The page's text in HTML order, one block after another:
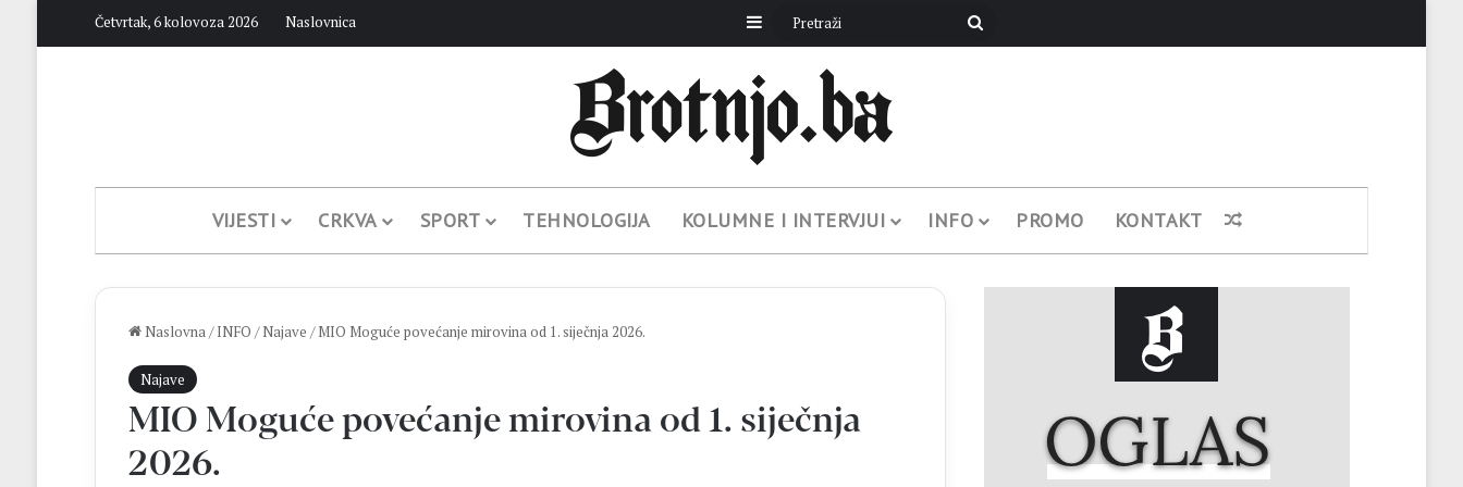
Četvrtak, 6 kolovoza 2026 Naslovnica Sidebar Pretraži
VIJESTI CRKVA SPORT TEHNOLOGIJA KOLUMNE I INTERVJUI INFO PROMO KONTAKT Nasumični članak
Naslovna/ INFO / Najave / MIO Moguće povećanje mirovina od 1. siječnja 2026.
Najave
MIO Moguće povećanje mirovina od 1. siječnja
2026.